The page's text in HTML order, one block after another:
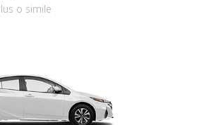
o simile